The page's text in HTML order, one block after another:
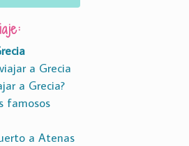
a Grecia
a Grecia?
famosos
a Atenas